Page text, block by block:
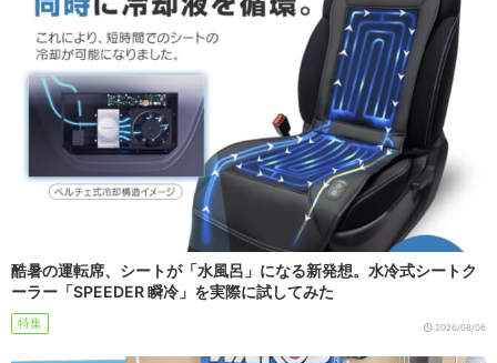
酷暑の運転席、シートが「水風呂」になる新発想。水冷式シートク
ーラー「SPEEDER 瞬冷」を実際に試してみた
特集 2026/08/06